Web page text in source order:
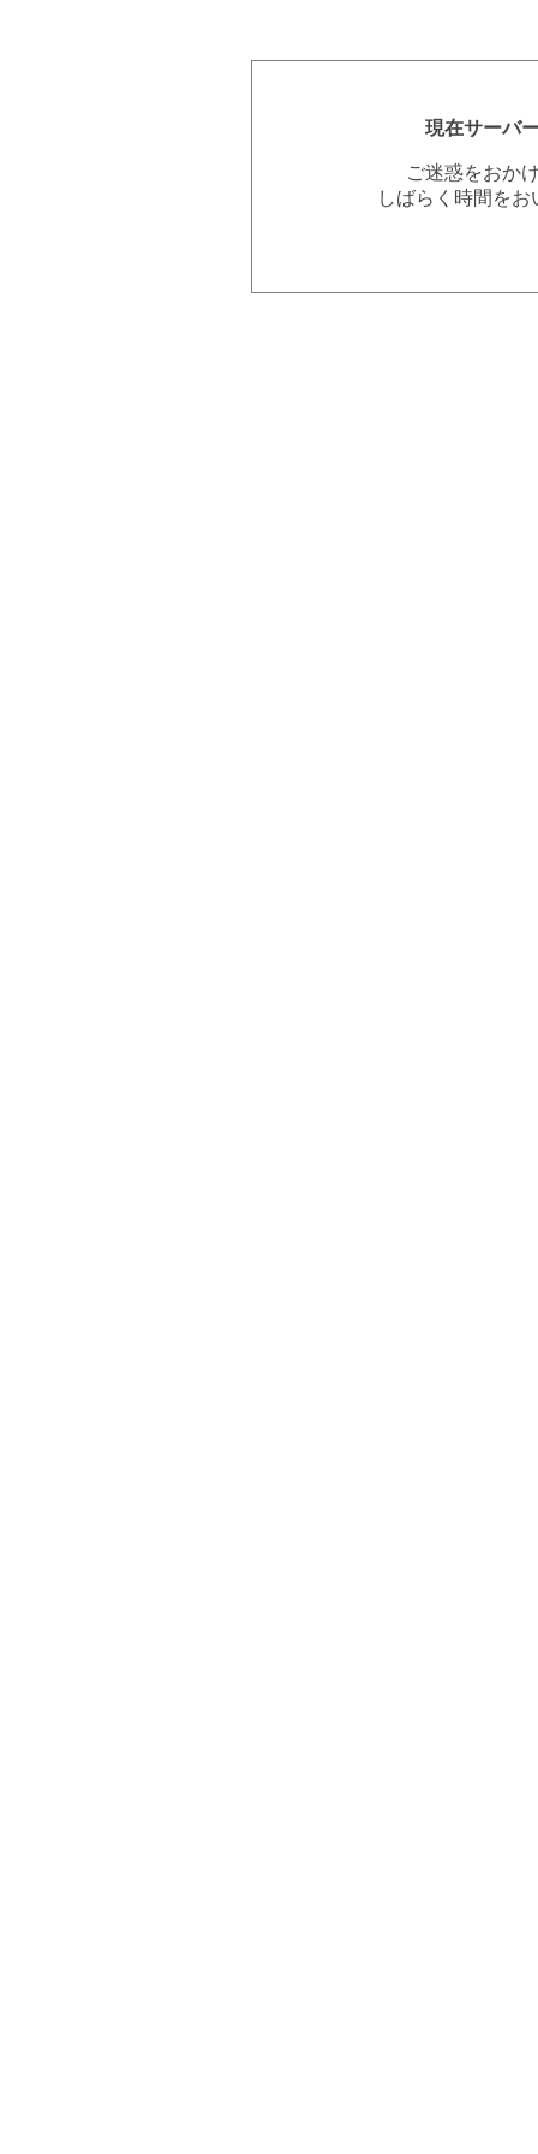
現在サーバ
ご迷惑をおか
しばらく時間を